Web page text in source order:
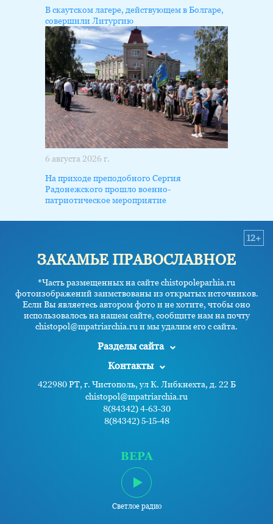
В скаутском лагере, действующем в Болгаре,
совершили Литургию
6 августа 2026 г.
На приходе преподобного Сергия
Радонежского прошло военно-
патриотическое мероприятие
ЗАКАМЬЕ ПРАВОСЛАВНОЕ
*Часть размещенных на сайте chistopoleparhia.ru
фотоизображений заимствованы из открытых источников.
Если Вы являетесь автором фото и не хотите, чтобы оно
использовалось на нашем сайте, сообщите нам на почту
chistopol@mpatriarchia.ru и мы удалим его с сайта.
12+
Разделы сайта
Контакты
422980 РТ, г. Чистополь, ул К. Либкнехта, д. 22 Б
chistopol@mpatriarchia.ru
8(84342) 4-63-30
8(84342) 5-15-48
ВЕРА
Светлое радио